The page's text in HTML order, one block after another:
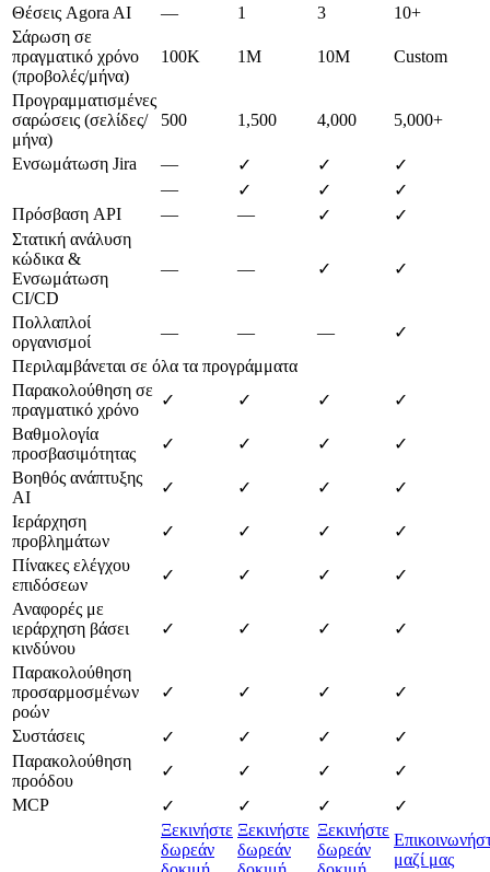
Θέσεις Agora AI — 1 3
10+
Σάρωση σε
πραγματικό χρόνο
(προβολές/μήνα)
100K 1M 10M Custom
Προγραμματισμένες
σαρώσεις (σελίδες/
μήνα)
500 1,500 4,000 5,000+
Ενσωμάτωση Jira — ✓ ✓
✓
—
✓ ✓
✓
Πρόσβαση API
— — ✓
✓
Στατική ανάλυση
κώδικα &
Ενσωμάτωση
CI/CD
— — ✓ ✓
Πολλαπλοί
οργανισμοί
— — —
✓
Περιλαμβάνεται σε όλα τα προγράμματα
Παρακολούθηση σε
πραγματικό χρόνο
✓ ✓ ✓
✓
Βαθμολογία
προσβασιμότητας
✓ ✓ ✓
✓
Βοηθός ανάπτυξης
AI
✓ ✓ ✓
✓
Ιεράρχηση
προβλημάτων
✓ ✓ ✓
✓
Πίνακες ελέγχου
επιδόσεων
✓ ✓ ✓
✓
Αναφορές με
ιεράρχηση βάσει
κινδύνου
✓ ✓ ✓ ✓
Παρακολούθηση
προσαρμοσμένων
ροών
✓ ✓ ✓ ✓
Συστάσεις ✓ ✓ ✓
✓
Παρακολούθηση
προόδου
✓ ✓ ✓
✓
MCP
✓ ✓ ✓
✓
Ξεκινήστε
δωρεάν
Ξεκινήστε
δωρεάν
Ξεκινήστε
δωρεάν
μαζί μας